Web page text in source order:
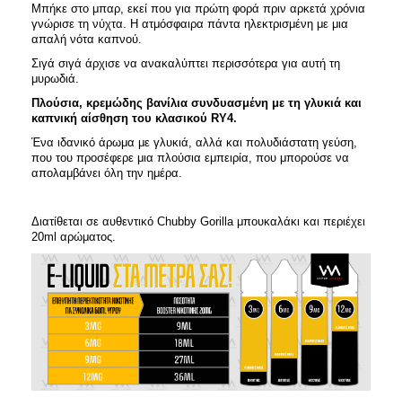
Μπήκε στο μπαρ, εκεί που για πρώτη φορά πριν αρκετά χρόνια
γνώρισε τη νύχτα. Η ατμόσφαιρα πάντα ηλεκτρισμένη με μια
απαλή νότα καπνού.
Σιγά σιγά άρχισε να ανακαλύπτει περισσότερα για αυτή τη
μυρωδιά.
Πλούσια, κρεμώδης βανίλια συνδυασμένη με τη γλυκιά και
καπνική αίσθηση του κλασικού RY4.
Ένα ιδανικό άρωμα με γλυκιά, αλλά και πολυδιάστατη γεύση,
που του προσέφερε μια πλούσια εμπειρία, που μπορούσε να
απολαμβάνει όλη την ημέρα.
Διατίθεται σε αυθεντικό Chubby Gorilla μπουκαλάκι και περιέχει
20ml αρώματος.